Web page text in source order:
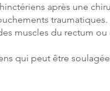
après une
traumatiques.
muscles du rectum
qui peut être